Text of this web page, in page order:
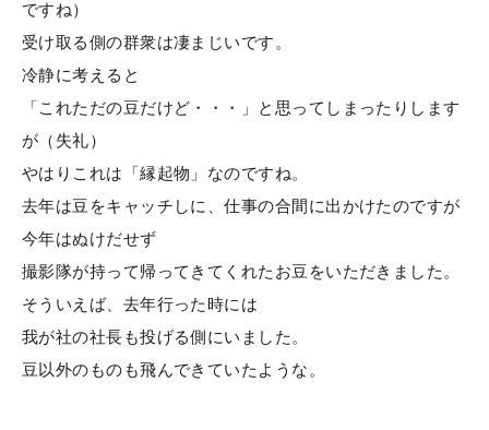
ですね）
受け取る側の群衆は凄まじいです。
冷静に考えると
「これただの豆だけど・・・」と思ってしまったりします
が（失礼）
やはりこれは「縁起物」なのですね。
去年は豆をキャッチしに、仕事の合間に出かけたのですが
今年はぬけだせず
撮影隊が持って帰ってきてくれたお豆をいただきました。
そういえば、去年行った時には
我が社の社長も投げる側にいました。
豆以外のものも飛んできていたような。